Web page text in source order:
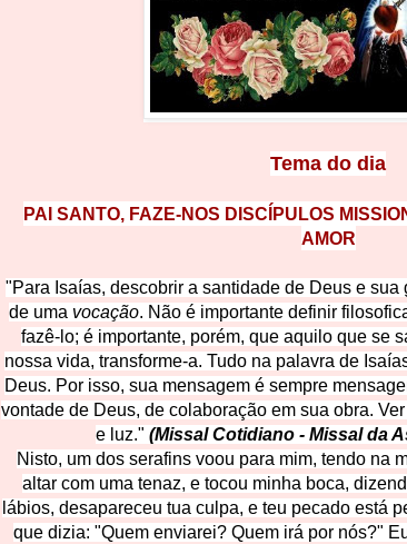
Tema do dia
PAI SANTO, FAZE-NOS DISCÍPULOS
AMOR
"Para Isaías, descobrir a santidade de Deus e
de uma vocação. Não é importante definir
fazê-lo; é importante, porém, que aquilo que se
nossa vida, transforme-a. Tudo na palavra de
Deus. Por isso, sua mensagem é sempre
vontade de Deus, de colaboração em sua obra.
e luz." (Missal Cotidiano - Missal da
Nisto, um dos serafins voou para mim, tendo na
altar com uma tenaz, e tocou minha boca,
lábios, desapareceu tua culpa, e teu pecado está
que dizia: "Quem enviarei? Quem irá por nós?"